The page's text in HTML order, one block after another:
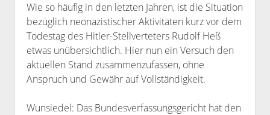
Termine
open
dropdown
Antifaschistische Termine im Süden
Antifaschistische Termine in München
Rechte Termine im Süden
Rechte Termine München
Chronologie
Das Archiv
open
menu
a.i.d.a. e. V. unterstützen
RSS-Feeds, Twitter & Facebook
Impressum
Wie so häufig in den letzten Jahren, ist die Situation
bezüglich neonazistischer Aktivitäten kurz vor dem
Todestag des Hitler-Stellverteters Rudolf Heß
etwas unübersichtlich. Hier nun ein Versuch den
aktuellen Stand zusammenzufassen, ohne
Anspruch und Gewähr auf Vollständigkeit.
Wunsiedel: Das Bundesverfassungsgericht hat den